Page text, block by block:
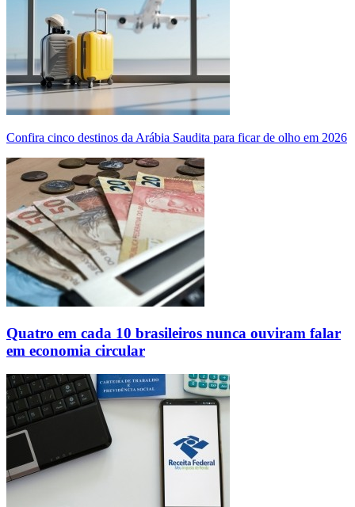
Confira cinco destinos da Arábia Saudita para ficar de olho em 2026
Quatro em cada 10 brasileiros nunca ouviram falar
em economia circular